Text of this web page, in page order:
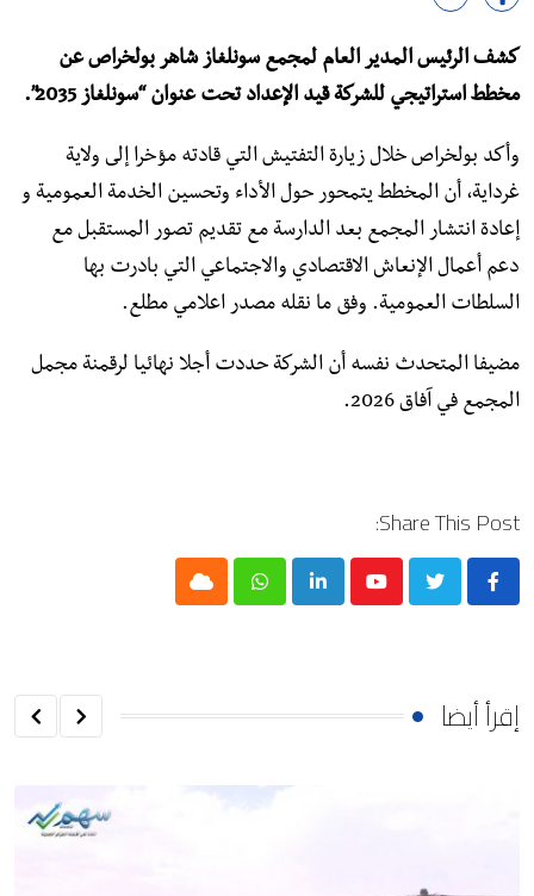
كشف الرئيس المدير العام لمجمع سونلغاز شاهر بولخراص عن
مخطط استراتيجي للشركة قيد الإعداد تحت عنوان “سونلغاز 2035”.
وأكد بولخراص خلال زيارة التفتيش التي قادته مؤخرا إلى ولاية
غرداية، أن المخطط يتمحور حول الأداء وتحسين الخدمة العمومية و
إعادة انتشار المجمع بعد الدارسة مع تقديم تصور المستقبل مع
دعم أعمال الإنعاش الاقتصادي والاجتماعي التي بادرت بها
السلطات العمومية. وفق ما نقله مصدر اعلامي مطلع.
مضيفا المتحدث نفسه أن الشركة حددت أجلا نهائيا لرقمنة مجمل
المجمع في آفاق 2026.
Share This Post:
Youtube
LinkedIn
Whatsapp
Cloud
إقرأ أيضا